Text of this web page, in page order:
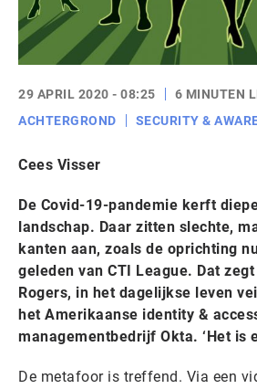
29 APRIL 2020 - 08:25
6 MINUTEN
ACHTERGROND
SECURITY &
Cees Visser
De Covid-19-pandemie kerft
landschap. Daar zitten slechte,
kanten aan, zoals de oprichting
geleden van CTI League. Dat
Rogers, in het dagelijkse leven
het Amerikaanse identity &
managementbedrijf Okta. ‘Het is
De metafoor is treffend. Via een